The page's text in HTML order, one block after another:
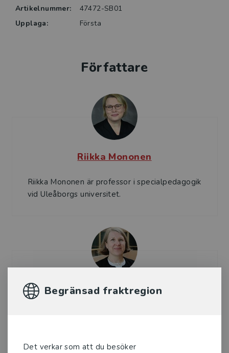
Begränsad fraktregion
Det verkar som att du besöker
Artikelnummer:
47472-SB01
Upplaga:
Första
Författare
Riikka Mononen
Riikka Mononen är professor i specialpedagogik
vid Uleåborgs universitet.
Pirjo Aunio